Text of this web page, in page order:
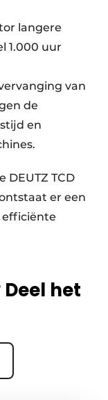
langere
1.000 uur
van
de
en
DEUTZ TCD
er een
efficiënte
het